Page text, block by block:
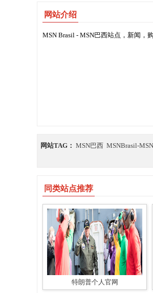
网站介绍
MSN Brasil - MSN巴西站点，新闻，
网站TAG： MSN巴西 MSNBrasil-
同类站点推荐
特朗普个人官网